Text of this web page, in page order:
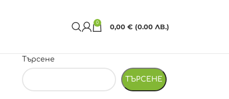
0 0,00 € (0.00 ЛВ.)
Търсене
ТЪРСЕНЕ